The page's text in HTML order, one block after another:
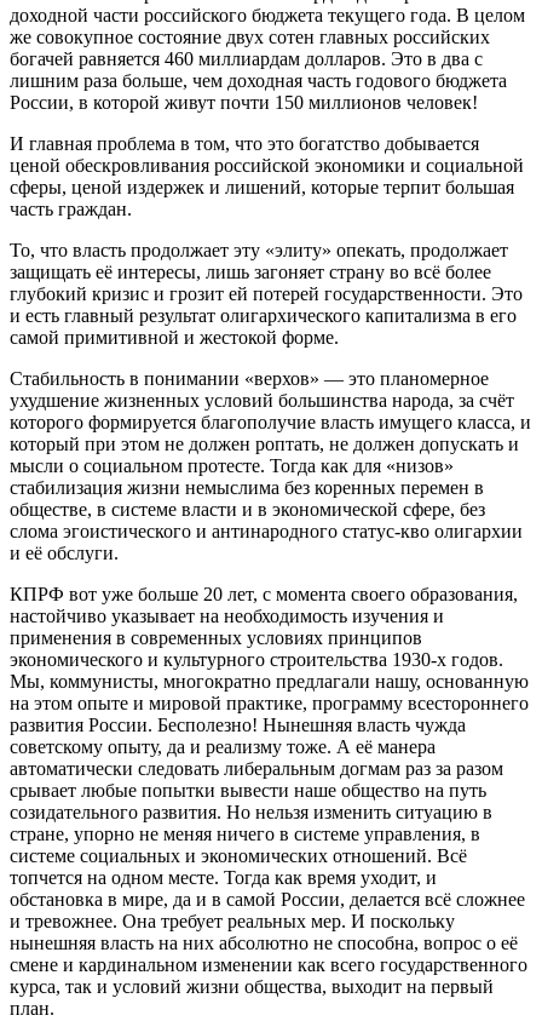
доходной части российского бюджета текущего года. В целом
же совокупное состояние двух сотен главных российских
богачей равняется 460 миллиардам долларов. Это в два с
лишним раза больше, чем доходная часть годового бюджета
России, в которой живут почти 150 миллионов человек!
И главная проблема в том, что это богатство добывается
ценой обескровливания российской экономики и социальной
сферы, ценой издержек и лишений, которые терпит большая
часть граждан.
То, что власть продолжает эту «элиту» опекать, продолжает
защищать её интересы, лишь загоняет страну во всё более
глубокий кризис и грозит ей потерей государственности. Это
и есть главный результат олигархического капитализма в его
самой примитивной и жестокой форме.
Стабильность в понимании «верхов» — это планомерное
ухудшение жизненных условий большинства народа, за счёт
которого формируется благополучие власть имущего класса, и
который при этом не должен роптать, не должен допускать и
мысли о социальном протесте. Тогда как для «низов»
стабилизация жизни немыслима без коренных перемен в
обществе, в системе власти и в экономической сфере, без
слома эгоистического и антинародного статус-кво олигархии
и её обслуги.
КПРФ вот уже больше 20 лет, с момента своего образования,
настойчиво указывает на необходимость изучения и
применения в современных условиях принципов
экономического и культурного строительства 1930-х годов.
Мы, коммунисты, многократно предлагали нашу, основанную
на этом опыте и мировой практике, программу всестороннего
развития России. Бесполезно! Нынешняя власть чужда
советскому опыту, да и реализму тоже. А её манера
автоматически следовать либеральным догмам раз за разом
срывает любые попытки вывести наше общество на путь
созидательного развития. Но нельзя изменить ситуацию в
стране, упорно не меняя ничего в системе управления, в
системе социальных и экономических отношений. Всё
топчется на одном месте. Тогда как время уходит, и
обстановка в мире, да и в самой России, делается всё сложнее
и тревожнее. Она требует реальных мер. И поскольку
нынешняя власть на них абсолютно не способна, вопрос о её
смене и кардинальном изменении как всего государственного
курса, так и условий жизни общества, выходит на первый
план.